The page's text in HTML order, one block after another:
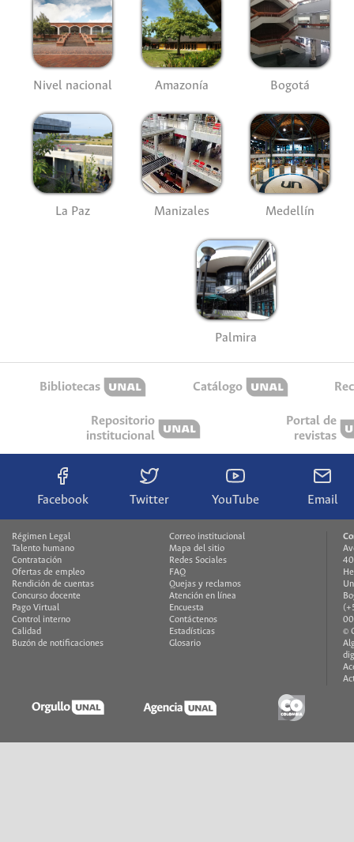
Nivel nacional Amazonía Bogotá
La Paz Manizales Medellín
Palmira
Bibliotecas Catálogo
Repositorio
institucional
Portal de
revistas
Facebook Twitter YouTube Email
Régimen Legal
Talento humano
Contratación
Ofertas de empleo
Rendición de cuentas
Concurso docente
Pago Virtual
Control interno
Calidad
Buzón de notificaciones
Correo institucional
Mapa del sitio
Redes Sociales
FAQ
Quejas y reclamos
Atención en línea
Encuesta
Contáctenos
Estadísticas
Glosario
©